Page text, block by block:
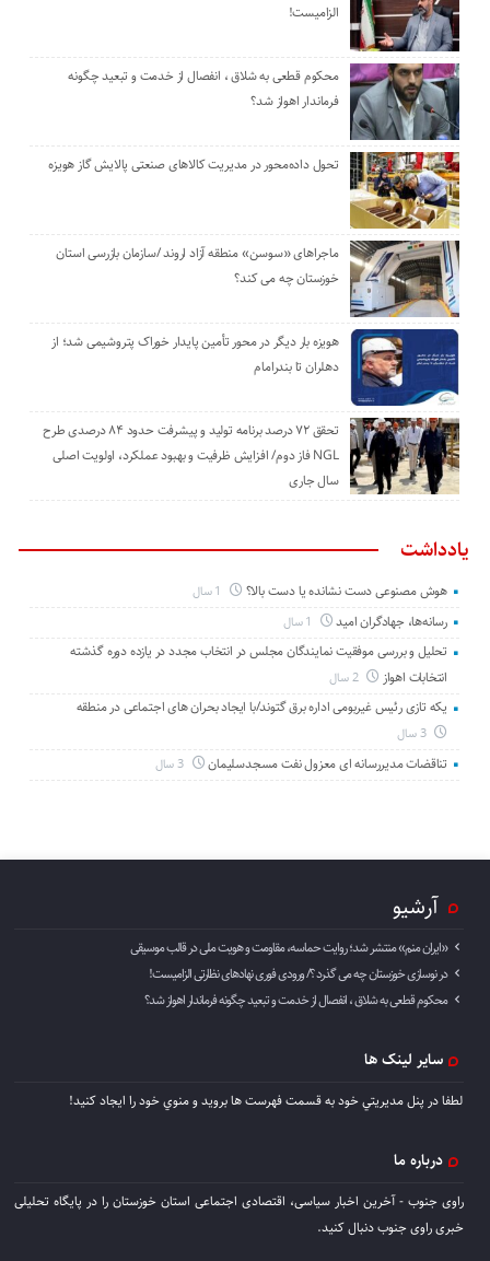
الزامیست!
محکوم قطعی به شلاق ، انفصال از خدمت و تبعید چگونه
فرماندار اهواز شد؟
تحول داده‌محور در مدیریت کالاهای صنعتی پالایش گاز هویزه
ماجراهای «سوسن» منطقه آزاد اروند /سازمان بازرسی استان
خوزستان چه می کند؟
هویزه بار دیگر در محور تأمین پایدار خوراک پتروشیمی شد؛ از
دهلران تا بندرامام
تحقق ۷۲ درصد برنامه تولید و پیشرفت حدود ۸۴ درصدی طرح
NGL فاز دوم/ افزایش ظرفیت و بهبود عملکرد، اولویت اصلی
سال جاری
یادداشت
هوش مصنوعی دست نشانده یا دست بالا؟
رسانه‌ها، جهادگران امید
تحلیل و بررسی موفقیت نمایندگان مجلس در انتخاب مجدد در یازده دوره گذشته
انتخابات اهواز
2 سال
یکه تازی رئیس غیربومی اداره برق گتوند/با ایجاد بحران های اجتماعی در منطقه
3 سال
تناقضات مدیررسانه ای معزول نفت مسجدسلیمان 3 سال
آرشیو
«ایران منم» منتشر شد؛ روایت حماسه، مقاومت و هویت ملی در قالب موسیقی
در نوسازی خوزستان چه می گذرد ؟/ ورودی فوری نهادهای نظارتی الزامیست!
محکوم قطعی به شلاق ، انفصال از خدمت و تبعید چگونه فرماندار اهواز شد؟
سایر لینک ها
لطفا در پنل مديريتي خود به قسمت فهرست ها برويد و منوي خود را ايجاد كنيد!
درباره ما
راوی جنوب - آخرین اخبار سیاسی، اقتصادی اجتماعی استان خوزستان را در پایگاه تحلیلی
خبری راوی جنوب دنبال کنید.